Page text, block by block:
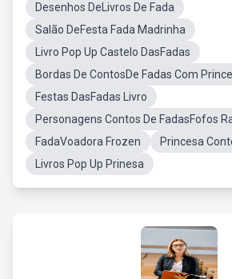
Desenhos DeLivros De Fada
Salão DeFesta Fada Madrinha
Livro Pop Up Castelo DasFadas
Bordas De ContosDe Fadas Com
Festas DasFadas Livro
Personagens Contos De FadasFofos
FadaVoadora Frozen
Princesa
Livros Pop Up Prinesa